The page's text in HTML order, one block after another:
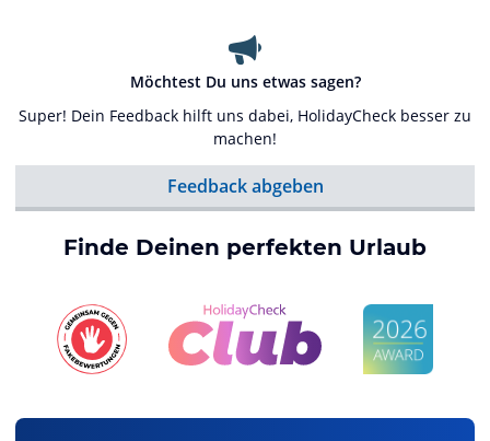
Möchtest Du uns etwas sagen?
Super! Dein Feedback hilft uns dabei, HolidayCheck besser zu
machen!
Feedback abgeben
Finde Deinen perfekten Urlaub